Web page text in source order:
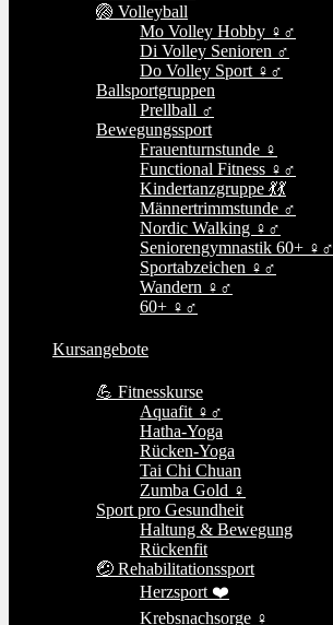
🏐 Volleyball
Mo Volley Hobby ♀♂
Di Volley Senioren ♂
Do Volley Sport ♀♂
Ballsportgruppen
Prellball ♂
Bewegungssport
Frauenturnstunde ♀
Functional Fitness ♀♂
Kindertanzgruppe 💃💃
Männertrimmstunde ♂
Nordic Walking ♀♂
Seniorengymnastik 60+ ♀♂
Sportabzeichen ♀♂
Wandern ♀♂
60+ ♀♂
Kursangebote
💪 Fitnesskurse
Aquafit ♀♂
Hatha-Yoga
Rücken-Yoga
Tai Chi Chuan
Zumba Gold ♀
Sport pro Gesundheit
Haltung & Bewegung
Rückenfit
🤕 Rehabilitationssport
Herzsport ❤️
Krebsnachsorge ♀